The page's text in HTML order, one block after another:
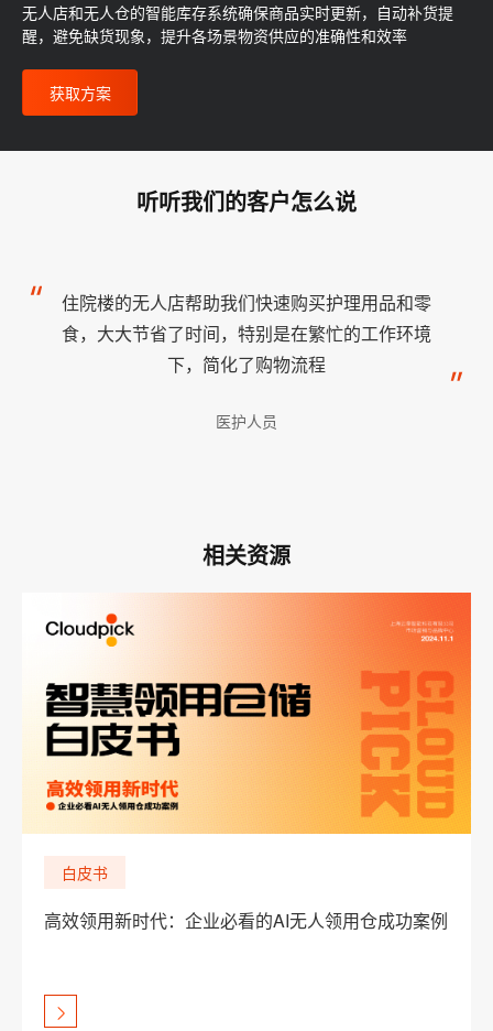
无人店和无人仓的智能库存系统确保商品实时更新，自动补货提
醒，避免缺货现象，提升各场景物资供应的准确性和效率
获取方案
听听我们的客户怎么说
住院楼的无人店帮助我们快速购买护理用品和零
食，大大节省了时间，特别是在繁忙的工作环境
下，简化了购物流程
医护人员
相关资源
白皮书
高效领用新时代：企业必看的AI无人领用仓成功案例